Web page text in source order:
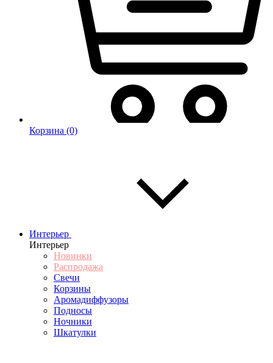
Корзина (0)
Интерьер
Интерьер
Новинки
Распродажа
Свечи
Корзины
Аромадиффузоры
Подносы
Ночники
Шкатулки